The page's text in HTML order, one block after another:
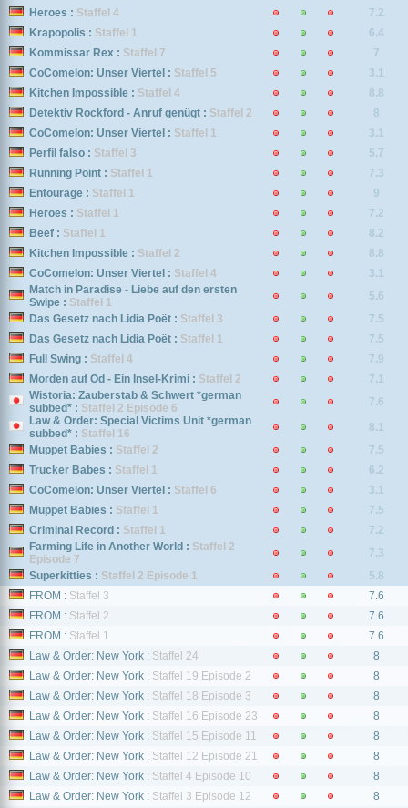
Heroes : Staffel 4
7.2
Krapopolis : Staffel 1
6.4
Kommissar Rex : Staffel 7
7
CoComelon: Unser Viertel : Staffel 5
3.1
Kitchen Impossible : Staffel 4
8.8
Detektiv Rockford - Anruf genügt : Staffel 2
8
CoComelon: Unser Viertel : Staffel 1
3.1
Perfil falso : Staffel 3
5.7
Running Point : Staffel 1
7.3
Entourage : Staffel 1
9
Heroes : Staffel 1
7.2
Beef : Staffel 1
8.2
Kitchen Impossible : Staffel 2
8.8
CoComelon: Unser Viertel : Staffel 4
3.1
Match in Paradise - Liebe auf den ersten
Swipe : Staffel 1
5.6
Das Gesetz nach Lidia Poët : Staffel 3
7.5
Das Gesetz nach Lidia Poët : Staffel 1
7.5
Full Swing : Staffel 4
7.9
Morden auf Öd - Ein Insel-Krimi : Staffel 2
7.1
Wistoria: Zauberstab & Schwert *german
subbed* : Staffel 2 Episode 6
7.6
Law & Order: Special Victims Unit *german
subbed* : Staffel 16
8.1
Muppet Babies : Staffel 2
7.5
Trucker Babes : Staffel 1
6.2
CoComelon: Unser Viertel : Staffel 6
3.1
Muppet Babies : Staffel 1
7.5
Criminal Record : Staffel 1
7.2
Farming Life in Another World : Staffel 2
Episode 7
7.3
Superkitties : Staffel 2 Episode 1
5.8
FROM : Staffel 3
7.6
FROM : Staffel 2
7.6
FROM : Staffel 1
7.6
Law & Order: New York : Staffel 24
8
Law & Order: New York : Staffel 19 Episode 2
8
Law & Order: New York : Staffel 18 Episode 3
8
Law & Order: New York : Staffel 16 Episode 23
8
Law & Order: New York : Staffel 15 Episode 11
8
Law & Order: New York : Staffel 12 Episode 21
8
Law & Order: New York : Staffel 4 Episode 10
8
Law & Order: New York : Staffel 3 Episode 12 8